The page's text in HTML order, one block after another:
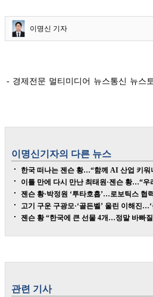
이명신 기자
- 경제전문 멀티미디어 뉴스통신 뉴스
이명신기자의 다른 뉴스
한국 떠나는 젠슨 황…“함께 AI 산업 키워
이틀 만에 다시 만난 최태원·젠슨 황…“우
젠슨 황·박정원 ‘투타호흡’…로보틱스 협
고기 구운 구광모·‘골든벨’ 울린 이해진
젠슨 황 “한국에 큰 선물 4개…정말 바빠
관련 기사